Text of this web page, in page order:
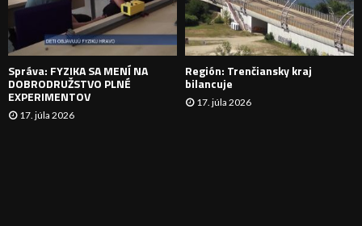
I
E
Správa: FYZIKA SA MENÍ NA
DOBRODRUŽSTVO PLNÉ
EXPERIMENTOV
17. júla 2026
Región: Trenčiansky kraj
bilancuje
17. júla 2026